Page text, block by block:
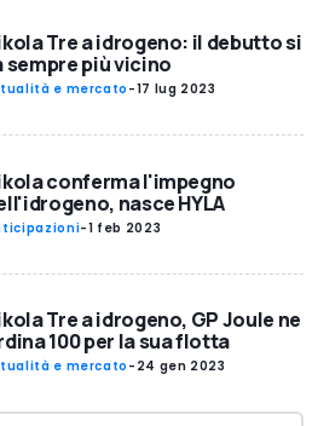
Tre a idrogeno: il debutto si
sempre più vicino
e mercato-17 lug 2023
conferma l'impegno
nasce HYLA
-1 feb 2023
Tre a idrogeno, GP Joule ne
100 per la sua flotta
e mercato- 24 gen 2023